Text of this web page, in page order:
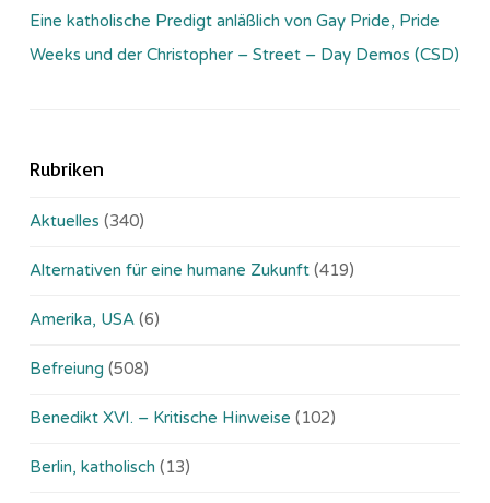
Eine katholische Predigt anläßlich von Gay Pride, Pride
Weeks und der Christopher – Street – Day Demos (CSD)
Rubriken
Aktuelles (340)
Alternativen für eine humane Zukunft (419)
Amerika, USA (6)
Befreiung (508)
Benedikt XVI. – Kritische Hinweise (102)
Berlin, katholisch (13)